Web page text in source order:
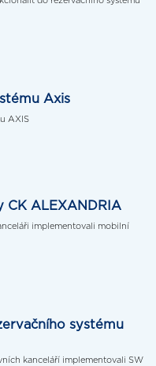
Axis
AXIS
CK ALEXANDRIA
implementovali mobilní
systému
kanceláří implementovali SW